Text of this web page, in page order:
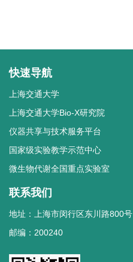
快速导航
上海交通大学
上海交通大学Bio-X研究院
仪器共享与技术服务平台
国家级实验教学示范中心
微生物代谢全国重点实验室
联系我们
地址：上海市闵行区东川路800号
邮编：200240